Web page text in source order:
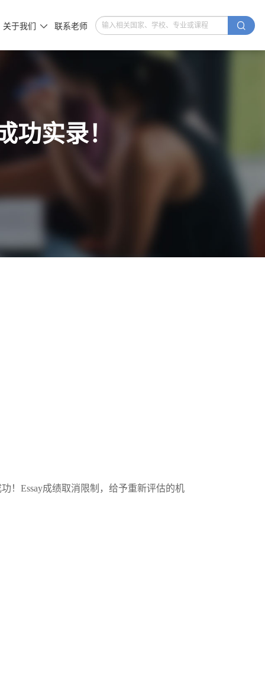
关于我们  联系老师 
实录！
！Essay成绩取消限制，给予重新评估的机